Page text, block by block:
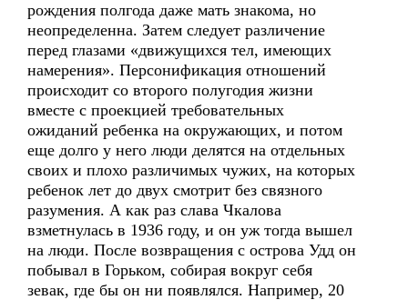
рождения полгода даже мать знакома, но
неопределенна. Затем следует различение
перед глазами «движущихся тел, имеющих
намерения». Персонификация отношений
происходит со второго полугодия жизни
вместе с проекцией требовательных
ожиданий ребенка на окружающих, и потом
еще долго у него люди делятся на отдельных
своих и плохо различимых чужих, на которых
ребенок лет до двух смотрит без связного
разумения. А как раз слава Чкалова
взметнулась в 1936 году, и он уж тогда вышел
на люди. После возвращения с острова Удд он
побывал в Горьком, собирая вокруг себя
зевак, где бы он ни появлялся. Например, 20